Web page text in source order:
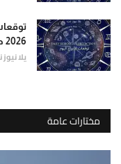
2026 حظك اليوم...
يلا
مختارات عامة